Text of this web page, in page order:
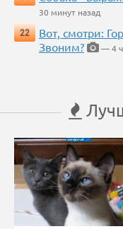
30 минут назад
22
Вот, смотри:
Звоним?
— 4